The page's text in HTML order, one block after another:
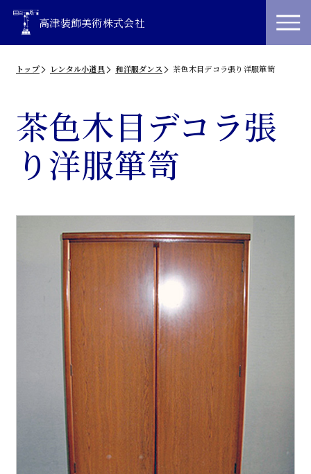
高津装飾美術株式会社
トップ レンタル小道具 和洋服ダンス 茶色木目デコラ張り洋服箪笥
茶色木目デコラ張
り洋服箪笥